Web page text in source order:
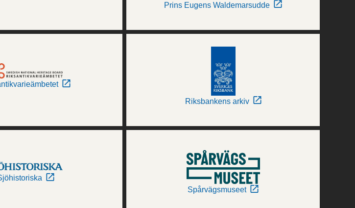
Prins Eugens Waldemarsudde
Riksbankens arkiv
Spårvägsmuseet